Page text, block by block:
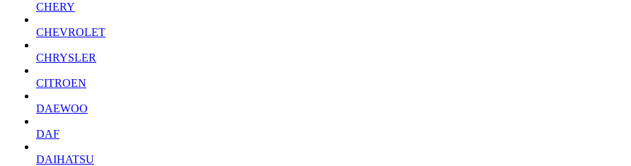
CHERY
CHEVROLET
CHRYSLER
CITROEN
DAEWOO
DAF
DAIHATSU